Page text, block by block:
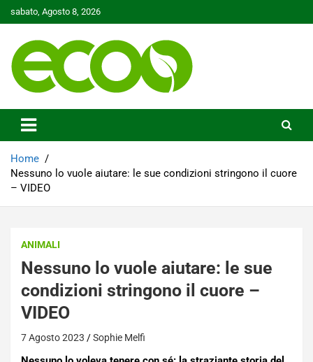
to
sabato, Agosto 8, 2026
Ecoo.it
Home
Nessuno lo vuole aiutare: le sue condizioni stringono il cuore
– VIDEO
ANIMALI
Nessuno lo vuole aiutare: le sue
condizioni stringono il cuore –
VIDEO
7 Agosto 2023 Sophie Melfi